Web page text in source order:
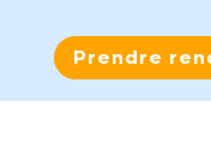
Prendre